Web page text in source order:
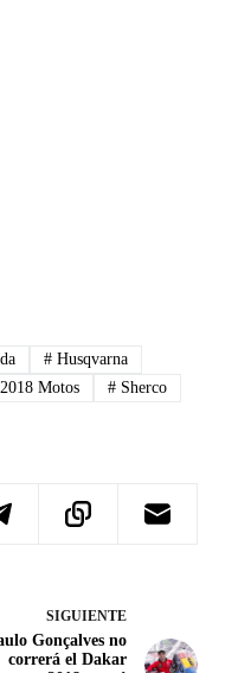
# Husqvarna
Motos # Sherco
SIGUIENTE
Gonçalves no
correrá el Dakar